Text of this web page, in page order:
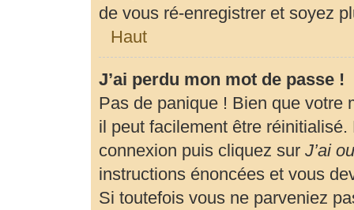
de vous ré-enregistrer et soyez
Haut
J’ai perdu mon mot de passe !
Pas de panique ! Bien que votre
il peut facilement être
connexion puis cliquez sur J’ai
instructions énoncées et vous
Si toutefois vous ne parveniez